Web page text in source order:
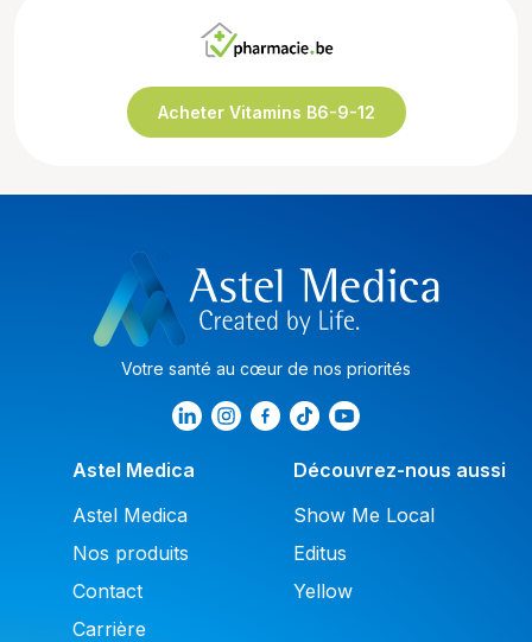
Acheter Vitamins B6-9-12
Votre santé au cœur de nos priorités
Astel Medica
Astel Medica
Nos produits
Contact
Carrière
Découvrez-nous aussi
Show Me Local
Editus
Yellow